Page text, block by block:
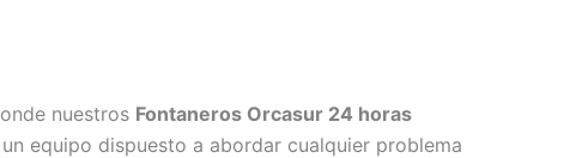
nuestros Fontaneros Orcasur 24 horas
equipo dispuesto a abordar cualquier problema